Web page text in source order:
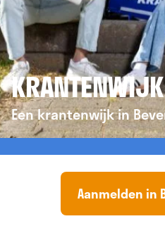
Een krantenwijk in
Aanmelden in